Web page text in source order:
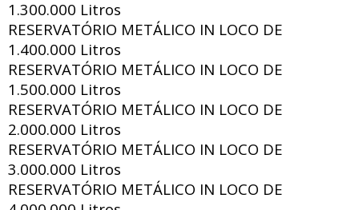
1.300.000 Litros
RESERVATÓRIO METÁLICO IN LOCO DE
1.400.000 Litros
RESERVATÓRIO METÁLICO IN LOCO DE
1.500.000 Litros
RESERVATÓRIO METÁLICO IN LOCO DE
2.000.000 Litros
RESERVATÓRIO METÁLICO IN LOCO DE
3.000.000 Litros
RESERVATÓRIO METÁLICO IN LOCO DE